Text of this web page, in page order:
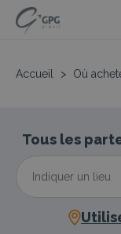
Accueil > Où
Tous les